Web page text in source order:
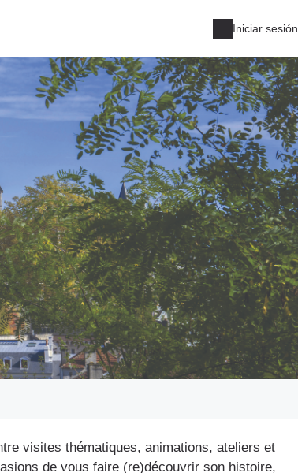
Iniciar sesión
visites thématiques, animations, ateliers et
de vous faire (re)découvrir son histoire,